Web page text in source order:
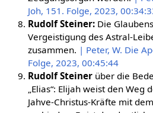
Joh, 151. Folge, 2023,
Rudolf Steiner:Die
Vergeistigung des Astral-
zusammen. | Peter, W. Die
Folge, 2023, 00:45:44
Rudolf Steinerüber die
„Elias“: Elijah weist den Weg
Jahve-Christus-Kräfte mit